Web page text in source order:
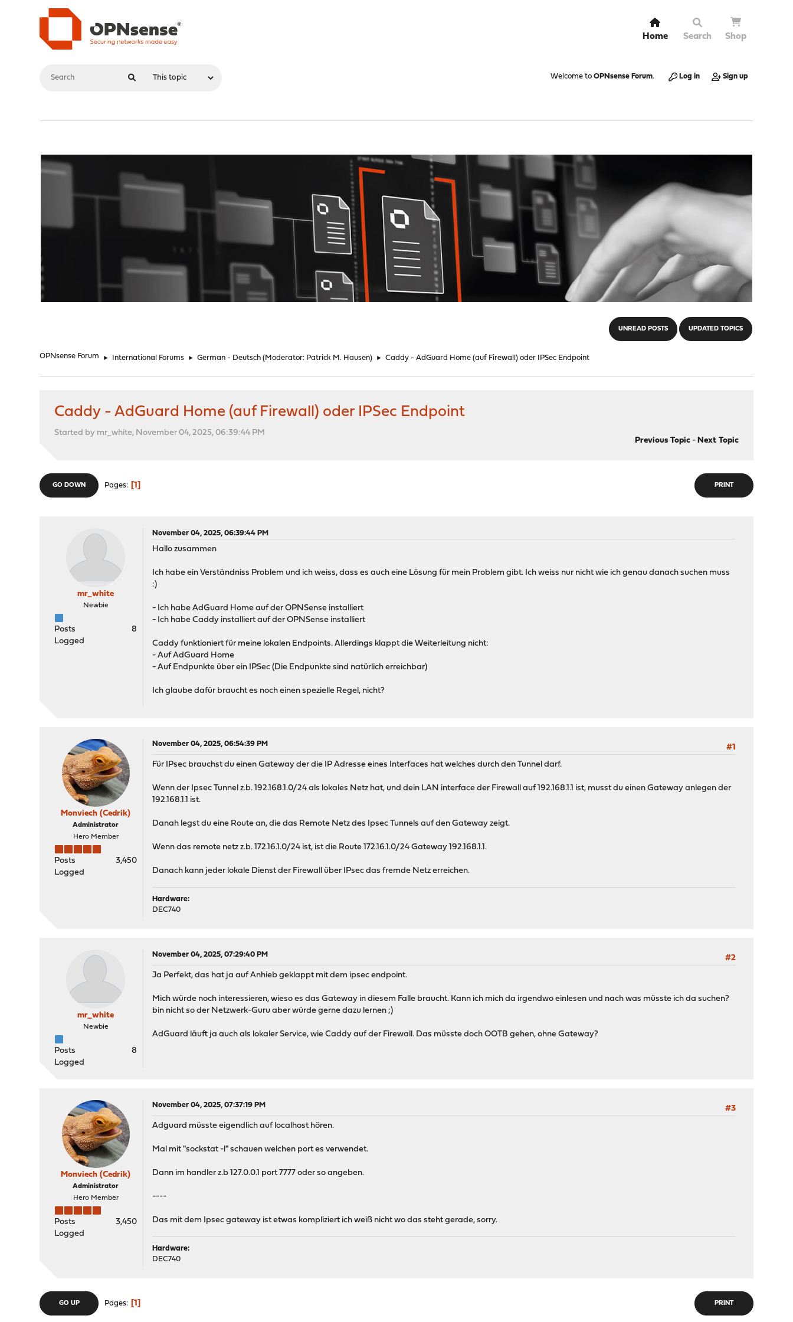
Home Search Shop
Welcome to OPNsense Forum. Log in Sign up
UNREAD POSTS UPDATED TOPICS
OPNsense Forum ► International Forums ► German - Deutsch (Moderator: Patrick M. Hausen) ► Caddy - AdGuard Home (auf Firewall) oder IPSec Endpoint
Caddy - AdGuard Home (auf Firewall) oder IPSec Endpoint
Started by mr_white, November 04, 2025, 06:39:44 PM
Previous Topic- Next Topic
PRINT
GO DOWN Pages 1
mr_white
Newbie
Posts
8
Logged
November 04, 2025, 06:39:44 PM
Hallo zusammen
Ich habe ein Verständniss Problem und ich weiss, dass es auch eine Lösung für mein Problem gibt. Ich weiss nur nicht wie ich genau danach suchen muss
:)
- Ich habe AdGuard Home auf der OPNSense installiert
- Ich habe Caddy installiert auf der OPNSense installiert
Caddy funktioniert für meine lokalen Endpoints. Allerdings klappt die Weiterleitung nicht:
- Auf AdGuard Home
- Auf Endpunkte über ein IPSec (Die Endpunkte sind natürlich erreichbar)
Ich glaube dafür braucht es noch einen spezielle Regel, nicht?
Monviech (Cedrik)
Administrator
Hero Member
Posts
3,450
Logged
November 04, 2025, 06:54:39 PM
#1
Für IPsec brauchst du einen Gateway der die IP Adresse eines Interfaces hat welches durch den Tunnel darf.
Wenn der Ipsec Tunnel z.b. 192.168.1.0/24 als lokales Netz hat, und dein LAN interface der Firewall auf 192.168.1.1 ist, musst du einen Gateway anlegen der
192.168.1.1 ist.
Danah legst du eine Route an, die das Remote Netz des Ipsec Tunnels auf den Gateway zeigt.
Wenn das remote netz z.b. 172.16.1.0/24 ist, ist die Route 172.16.1.0/24 Gateway 192.168.1.1.
Danach kann jeder lokale Dienst der Firewall über IPsec das fremde Netz erreichen.
Hardware:
DEC740
mr_white
Newbie
Posts
8
Logged
November 04, 2025, 07:29:40 PM
#2
Ja Perfekt, das hat ja auf Anhieb geklappt mit dem ipsec endpoint.
Mich würde noch interessieren, wieso es das Gateway in diesem Falle braucht. Kann ich mich da irgendwo einlesen und nach was müsste ich da suchen?
bin nicht so der Netzwerk-Guru aber würde gerne dazu lernen ;)
AdGuard läuft ja auch als lokaler Service, wie Caddy auf der Firewall. Das müsste doch OOTB gehen, ohne Gateway?
Monviech (Cedrik)
Administrator
Hero Member
Posts
3,450
Logged
November 04, 2025, 07:37:19 PM
#3
Adguard müsste eigendlich auf localhost hören.
Mal mit "sockstat -l" schauen welchen port es verwendet.
Dann im handler z.b 127.0.0.1 port 7777 oder so angeben.
----
Das mit dem Ipsec gateway ist etwas kompliziert ich weiß nicht wo das steht gerade, sorry.
Hardware:
DEC740
PRINT
GO UP Pages 1